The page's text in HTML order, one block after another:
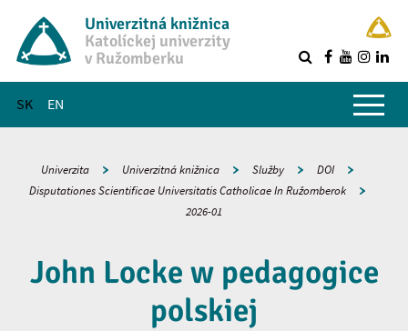
Univerzitná knižnica
Katolíckej univerzity
v Ružomberku
SK EN
Hlavné menu
Univerzita Univerzitná knižnica Služby
DOI
Disputationes Scientificae Universitatis Catholicae In Ružomberok
2026-01
John Locke w pedagogice
polskiej